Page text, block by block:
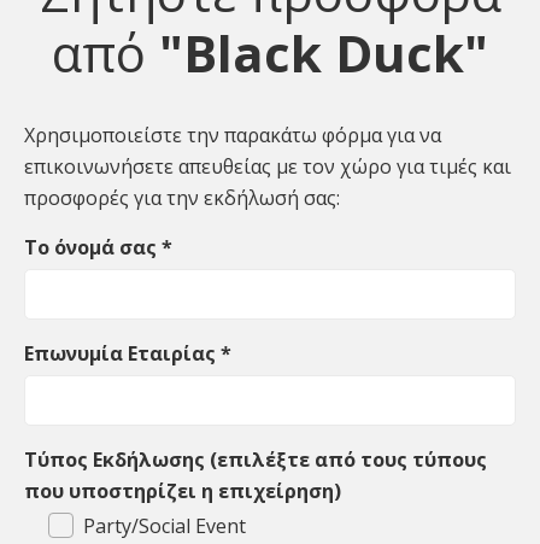
από "Black Duck"
Χρησιμοποιείστε την παρακάτω φόρμα για να
επικοινωνήσετε απευθείας με τον χώρο για τιμές και
προσφορές για την εκδήλωσή σας:
Το όνομά σας *
Επωνυμία Εταιρίας *
Τύπος Εκδήλωσης (επιλέξτε από τους τύπους
που υποστηρίζει η επιχείρηση)
Party/Social Event